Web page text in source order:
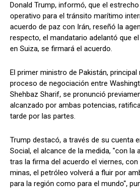
Donald Trump, informó, que el
operativo para el tránsito marítimo
acuerdo de paz con Irán, reseñó la
respecto, el mandatario adelantó que
en Suiza, se firmará el acuerdo.
El primer ministro de Pakistán, principal
proceso de negociación entre
Shehbaz Sharif, se pronunció
alcanzado por ambas potencias,
tarde por las partes.
Trump destacó, a través de su cuenta
Social, el alcance de la medida, "con la
tras la firma del acuerdo el viernes,
minas, el petróleo volverá a fluir por
para la región como para el mundo",